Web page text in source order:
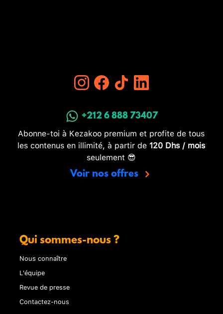
+212 6 888 73407
Abonne-toi à Kezakoo premium et profite de tous
les contenus en illimité, à partir de 120 Dhs / mois
seulement 😎
Voir nos offres
Qui sommes-nous ?
Nous connaître
L'équipe
Revue de presse
Contactez-nous